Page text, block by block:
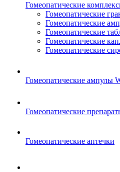
Гомеопатические
Гомеопатические
Гомеопатические
Гомеопатические
Гомеопатические
Гомеопатические
Гомеопатические ампулы
Гомеопатические
Гомеопатические аптечки